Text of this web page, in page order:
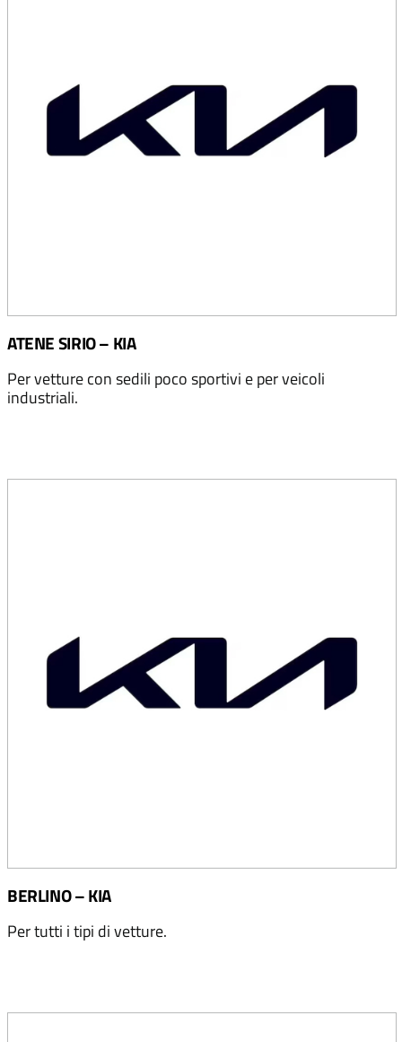
ATENE SIRIO – KIA
Per vetture con sedili poco sportivi e per veicoli
industriali.
BERLINO – KIA
Per tutti i tipi di vetture.